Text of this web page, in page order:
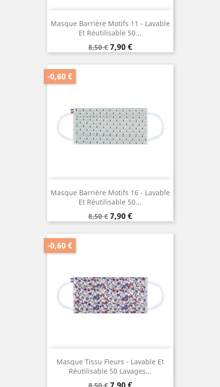
Masque Barrière Motifs 11 - Lavable
Et Réutilisable 50...
Prix
de
base
8,50 € Prix
7,90 €
Masque Barrière Motifs 16 - Lavable
Et Réutilisable 50...
Prix
de
base
8,50 €
-0,60 €
Prix
7,90 €
Masque Tissu Fleurs - Lavable Et
Réutilisable 50 Lavages...
Prix
8,50 €
-0,60 €
Prix